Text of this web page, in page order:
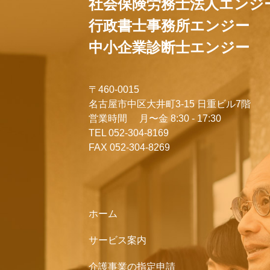
社会保険労務士法人エンジ
行政書士事務所エンジー
中小企業診断士エンジー
〒460-0015
名古屋市中区大井町3-15 日重ビル7階
営業時間 月〜金 8:30 - 17:30
TEL 052-304-8169
FAX 052-304-8269
ホーム
サービス案内
介護事業の指定申請